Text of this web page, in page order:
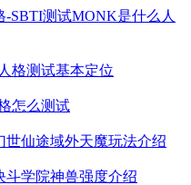
SBTI测试MONK是什么人
格测试基本定位
怎么测试
仙途域外天魔玩法介绍
斗学院神兽强度介绍